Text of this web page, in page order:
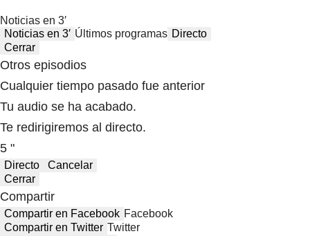
Noticias en 3′
Noticias en 3′ Últimos programas Directo
Cerrar
Otros episodios
Cualquier tiempo pasado fue anterior
Tu audio se ha acabado.
Te redirigiremos al directo.
5 "
Directo
Cancelar
Cerrar
Compartir
Compartir en Facebook Facebook
Compartir en Twitter Twitter